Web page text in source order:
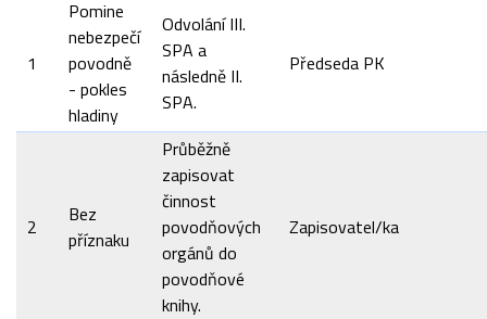
1
Pomine
nebezpečí
povodně
- pokles
hladiny
Odvolání III.
SPA a
následně II.
SPA.
Předseda PK
2
Bez
příznaku
Průběžně
zapisovat
činnost
povodňových
orgánů do
povodňové
knihy.
Zapisovatel/ka